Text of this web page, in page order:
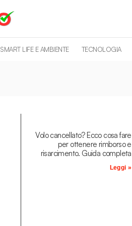
SMART LIFE E AMBIENTE TECNOLOGIA
Volo cancellato? Ecco cosa fare
per ottenere rimborso e
risarcimento. Guida completa
Leggi »